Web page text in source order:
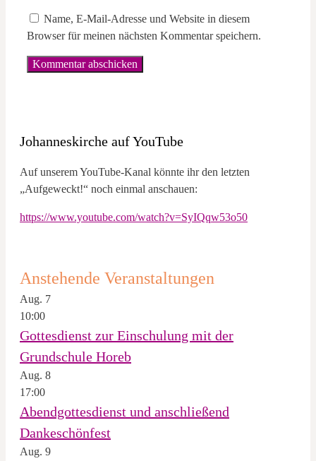
Name, E-Mail-Adresse und Website in diesem
Browser für meinen nächsten Kommentar speichern.
Johanneskirche auf YouTube
Auf unserem YouTube-Kanal könnte ihr den letzten
„Aufgeweckt!“ noch einmal anschauen:
https://www.youtube.com/watch?v=SyIQqw53o50
Anstehende Veranstaltungen
Aug. 7
10:00
Gottesdienst zur Einschulung mit der
Grundschule Horeb
Aug. 8
17:00
Abendgottesdienst und anschließend
Dankeschönfest
Aug. 9